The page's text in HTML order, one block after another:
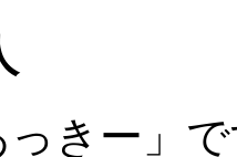
きー」